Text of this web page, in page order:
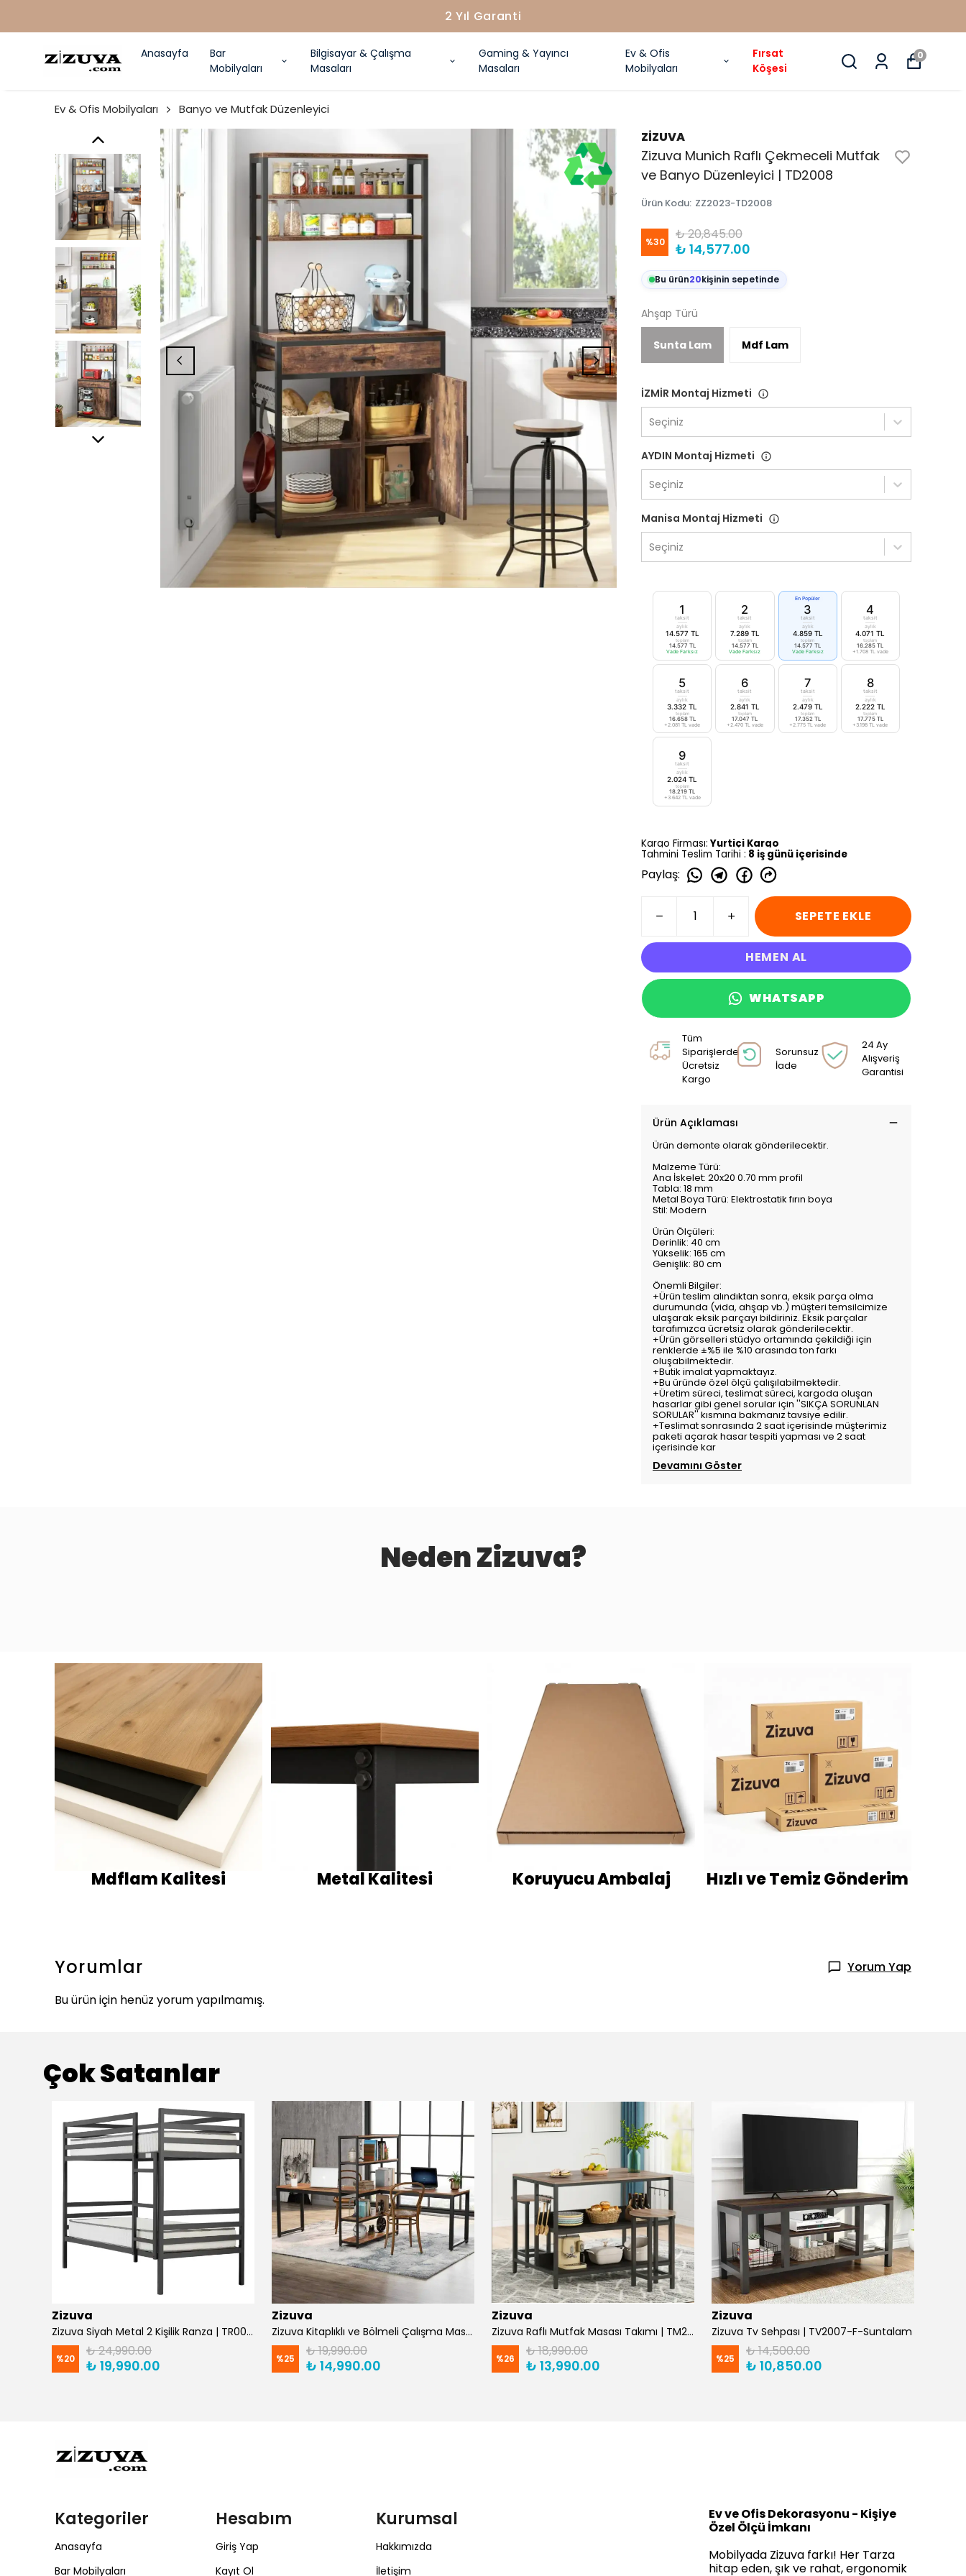
2 Yıl Garanti
Anasayfa
Bar
Mobilyaları
Bilgisayar & Çalışma
Masaları
Gaming & Yayıncı
Masaları
Ev & Ofis
Mobilyaları
Fırsat
Köşesi
0
Ev & Ofis Mobilyaları Banyo ve Mutfak Düzenleyici
ZİZUVA
Zizuva Munich Raflı Çekmeceli Mutfak
ve Banyo Düzenleyici | TD2008
Ürün Kodu: ZZ2023-TD2008
%30 ₺ 20,845.00
₺ 14,577.00
Bu ürün20kişinin sepetinde
Ahşap Türü
Sunta Lam Mdf Lam
İZMİR Montaj Hizmeti
Seçiniz
AYDIN Montaj Hizmeti
Seçiniz
Manisa Montaj Hizmeti
Seçiniz
1
taksit
aylık
14.577 TL
toplam
14.577 TL
Vade Farksız
2
taksit
aylık
7.289 TL
toplam
14.577 TL
Vade Farksız
En Popüler
3
taksit
aylık
4.859 TL
toplam
14.577 TL
Vade Farksız
4
taksit
aylık
4.071 TL
toplam
16.285 TL
+1.708 TL vade
5
taksit
aylık
3.332 TL
toplam
16.658 TL
+2.081 TL vade
6
taksit
aylık
2.841 TL
toplam
17.047 TL
+2.470 TL vade
7
taksit
aylık
2.479 TL
toplam
17.352 TL
+2.775 TL vade
8
taksit
aylık
2.222 TL
toplam
17.775 TL
+3.198 TL vade
9
taksit
aylık
2.024 TL
toplam
18.219 TL
+3.642 TL vade
Kargo Firması: Yurtiçi Kargo
Tahmini Teslim Tarihi : 8 iş günü içerisinde
Paylaş:
SEPETE EKLE
HEMEN AL
WHATSAPP
Tüm
Siparişlerde
Ücretsiz
Kargo
Sorunsuz
İade
24 Ay
Alışveriş
Garantisi
Ürün Açıklaması
Ürün demonte olarak gönderilecektir.
Malzeme Türü:
Ana İskelet: 20x20 0.70 mm profil
Tabla: 18 mm
Metal Boya Türü: Elektrostatik fırın boya
Stil: Modern
Ürün Ölçüleri:
Derinlik: 40 cm
Yükselik: 165 cm
Genişlik: 80 cm
Önemli Bilgiler:
+Ürün teslim alındıktan sonra, eksik parça olma
durumunda (vida, ahşap vb.) müşteri temsilcimize
ulaşarak eksik parçayı bildiriniz. Eksik parçalar
tarafımızca ücretsiz olarak gönderilecektir.
+Ürün görselleri stüdyo ortamında çekildiği için
renklerde ±%5 ile %10 arasında ton farkı
oluşabilmektedir.
+Butik imalat yapmaktayız.
+Bu üründe özel ölçü çalışılabilmektedir.
+Üretim süreci, teslimat süreci, kargoda oluşan
hasarlar gibi genel sorular için ''SIKÇA SORUNLAN
SORULAR'' kısmına bakmanız tavsiye edilir.
+Teslimat sonrasında 2 saat içerisinde müşterimiz
paketi açarak hasar tespiti yapması ve 2 saat
içerisinde kar
Devamını Göster
Neden Zizuva?
Mdflam Kalitesi Metal Kalitesi Koruyucu Ambalaj Hızlı ve Temiz Gönderim
Yorumlar
Yorum Yap
Bu ürün için henüz yorum yapılmamış.
Çok Satanlar
Zizuva
Zizuva Siyah Metal 2 Kişilik Ranza | TR0011-F
%20 ₺ 24,990.00
₺ 19,990.00
Zizuva
Zizuva Kitaplıklı ve Bölmeli Çalışma Masası | CM1021-F-Suntalam
%25 ₺ 19,990.00
₺ 14,990.00
Zizuva
Zizuva Raflı Mutfak Masası Takımı | TM204985-F-Suntalam
%26 ₺ 18,990.00
₺ 13,990.00
Zizuva
Zizuva Tv Sehpası | TV2007-F-Suntalam
%25 ₺ 14,500.00
₺ 10,850.00
Kategoriler
Anasayfa
Bar Mobilyaları
Hesabım
Giriş Yap
Kayıt Ol
Kurumsal
Hakkımızda
İletişim
Ev ve Ofis Dekorasyonu - Kişiye
Özel Ölçü İmkanı
Mobilyada Zizuva farkı! Her Tarza
hitap eden, şık ve rahat, ergonomik